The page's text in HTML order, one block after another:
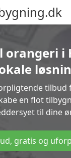
i
en flot
til dine
gratis og